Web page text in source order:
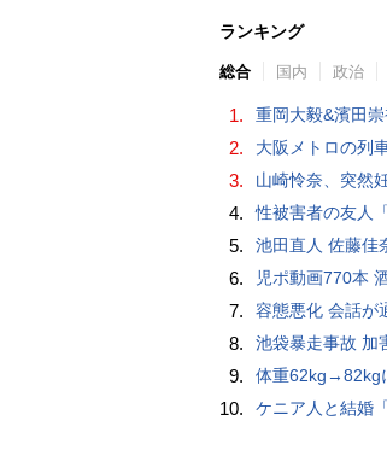
ランキング
総合 国内 政治
1. 重岡大毅&濱田
2. 大阪メトロの列
3. 山崎怜奈、突然
4. 性被害者の友人
5. 池田直人 佐藤佳
6. 児ポ動画770本
7. 容態悪化 会話が
8. 池袋暴走事故 加
9. 体重62kg→82kg
10. ケニア人と結婚